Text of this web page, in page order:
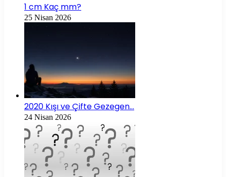
1 cm Kaç mm?
25 Nisan 2026
2020 Kışı ve Çifte Gezegen…
24 Nisan 2026